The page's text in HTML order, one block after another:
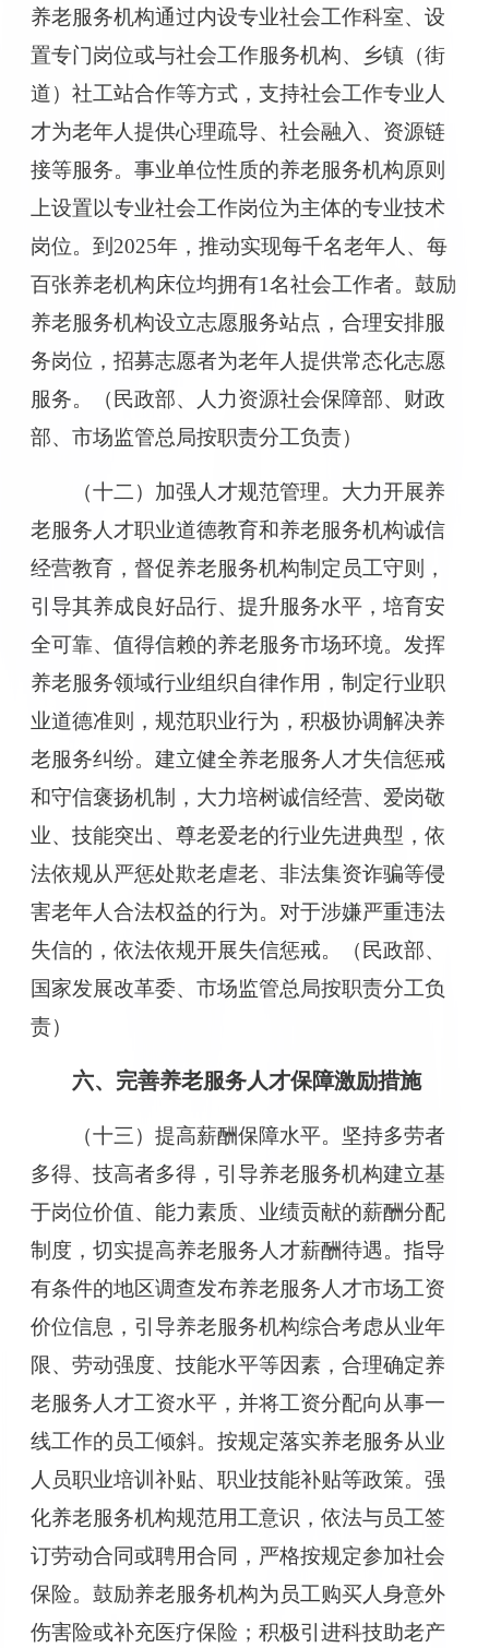
养老服务机构通过内设专业社会工作科室、设
置专门岗位或与社会工作服务机构、乡镇（街
道）社工站合作等方式，支持社会工作专业人
才为老年人提供心理疏导、社会融入、资源链
接等服务。事业单位性质的养老服务机构原则
上设置以专业社会工作岗位为主体的专业技术
岗位。到2025年，推动实现每千名老年人、每
百张养老机构床位均拥有1名社会工作者。鼓励
养老服务机构设立志愿服务站点，合理安排服
务岗位，招募志愿者为老年人提供常态化志愿
服务。（民政部、人力资源社会保障部、财政
部、市场监管总局按职责分工负责）
（十二）加强人才规范管理。大力开展养
老服务人才职业道德教育和养老服务机构诚信
经营教育，督促养老服务机构制定员工守则，
引导其养成良好品行、提升服务水平，培育安
全可靠、值得信赖的养老服务市场环境。发挥
养老服务领域行业组织自律作用，制定行业职
业道德准则，规范职业行为，积极协调解决养
老服务纠纷。建立健全养老服务人才失信惩戒
和守信褒扬机制，大力培树诚信经营、爱岗敬
业、技能突出、尊老爱老的行业先进典型，依
法依规从严惩处欺老虐老、非法集资诈骗等侵
害老年人合法权益的行为。对于涉嫌严重违法
失信的，依法依规开展失信惩戒。（民政部、
国家发展改革委、市场监管总局按职责分工负
责）
六、完善养老服务人才保障激励措施
（十三）提高薪酬保障水平。坚持多劳者
多得、技高者多得，引导养老服务机构建立基
于岗位价值、能力素质、业绩贡献的薪酬分配
制度，切实提高养老服务人才薪酬待遇。指导
有条件的地区调查发布养老服务人才市场工资
价位信息，引导养老服务机构综合考虑从业年
限、劳动强度、技能水平等因素，合理确定养
老服务人才工资水平，并将工资分配向从事一
线工作的员工倾斜。按规定落实养老服务从业
人员职业培训补贴、职业技能补贴等政策。强
化养老服务机构规范用工意识，依法与员工签
订劳动合同或聘用合同，严格按规定参加社会
保险。鼓励养老服务机构为员工购买人身意外
伤害险或补充医疗保险；积极引进科技助老产